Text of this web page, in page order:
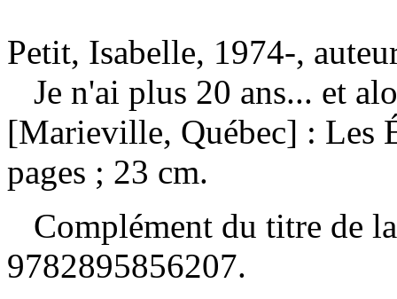
Petit, Isabelle, 1974-,
Je n'ai plus 20 ans... et
[Marieville, Québec] : Les
pages ; 23 cm.
Complément du titre de
9782895856207.